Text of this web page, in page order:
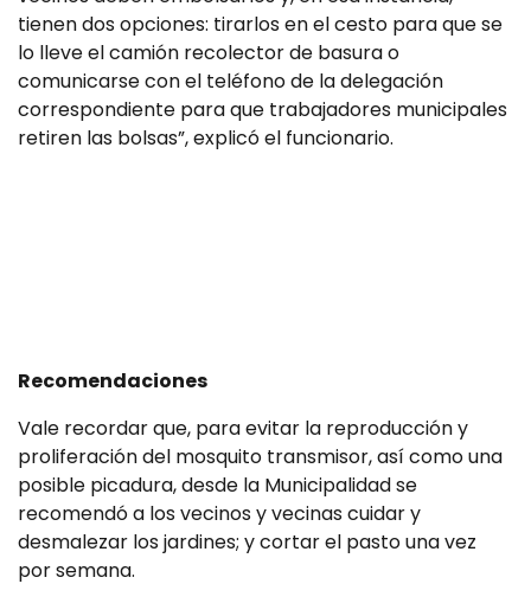
tienen dos opciones: tirarlos en el cesto para que se
lo lleve el camión recolector de basura o
comunicarse con el teléfono de la delegación
correspondiente para que trabajadores municipales
retiren las bolsas”, explicó el funcionario.
Recomendaciones
Vale recordar que, para evitar la reproducción y
proliferación del mosquito transmisor, así como una
posible picadura, desde la Municipalidad se
recomendó a los vecinos y vecinas cuidar y
desmalezar los jardines; y cortar el pasto una vez
por semana.